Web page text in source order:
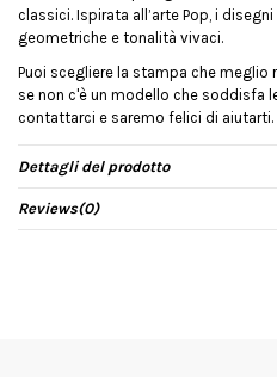
classici. Ispirata all’arte Pop, i
geometriche e tonalità vivaci.
Puoi scegliere la stampa che meglio
se non c'è un modello che soddisfa
contattarci e saremo felici di aiutarti.
Dettagli del prodotto
Reviews(0)